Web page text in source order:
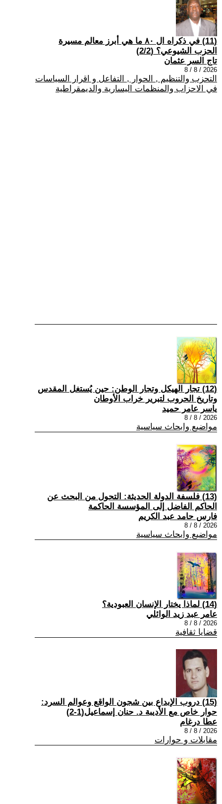
(11) في ذكراه ال ٨٠ ما هي أبرز معالم مسيرة
الحزب الشيوعي؟ (2/2)
تاج السر عثمان
2026 / 8 / 8
التحزب والتنظيم , الحوار , التفاعل و اقرار السياسات
في الاحزاب والمنظمات اليسارية والديمقراطية
(12) تجار الهيكل وتجار الوطن: حين يُستغل المقدس
وتاريخ الحروب لتبرير خراب الأوطان
ياسر عامر حميد
2026 / 8 / 8
مواضيع وابحاث سياسية
(13) فلسفة الدولة الحديثة: التحول من البحث عن
الحاكم الفاضل إلى المؤسسة الحاكمة
فارس حامد عبد الكريم
2026 / 8 / 8
مواضيع وابحاث سياسية
(14) لماذا يختار الإنسان العبودية؟
عامر عبد زيد الوائلي
2026 / 8 / 8
قضايا ثقافية
(15) دروب الإبداع بين شجون الواقع وعوالم السرد:
حوار خاص مع الأديبة د. حنان إسماعيل(1-2)
عطا درغام
2026 / 8 / 8
مقابلات و حوارات